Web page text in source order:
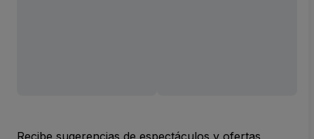
Recibe sugerencias de espectáculos y ofertas